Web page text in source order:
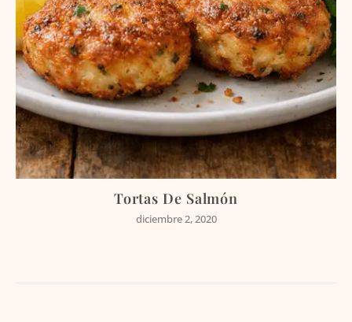
Tortas De Salmón
diciembre 2, 2020